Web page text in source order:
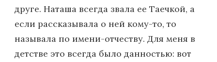
друге. Наташа всегда звала ее Таечкой, а
если рассказывала о ней кому-то, то
называла по имени-отчеству. Для меня в
детстве это всегда было данностью: вот